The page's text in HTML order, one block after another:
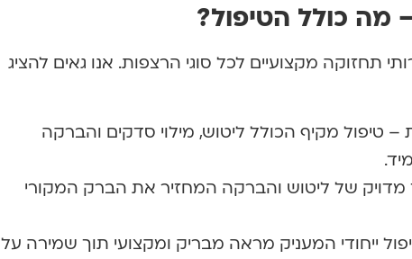
מה כולל הטיפול?
תחזוקה מקצועיים לכל סוגי הרצפות. אנו גאים להציג
– טיפול מקיף הכולל ליטוש, מילוי סדקים והברקה
מדויק של ליטוש והברקה המחזיר את הברק המקורי
ייחודי המעניק מראה מבריק ומקצועי תוך שמירה על